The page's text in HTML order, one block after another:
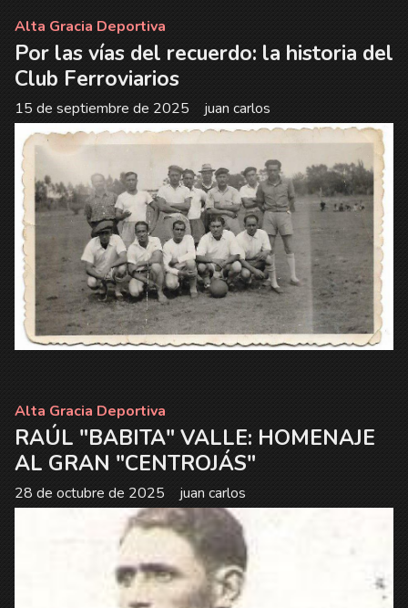
Por las vías del recuerdo: la historia del
Club Ferroviarios
juan carlos
Alta Gracia Deportiva
15 de septiembre de 2025
RAÚL "BABITA" VALLE: HOMENAJE
AL GRAN "CENTROJÁS"
juan carlos
Alta Gracia Deportiva
28 de octubre de 2025